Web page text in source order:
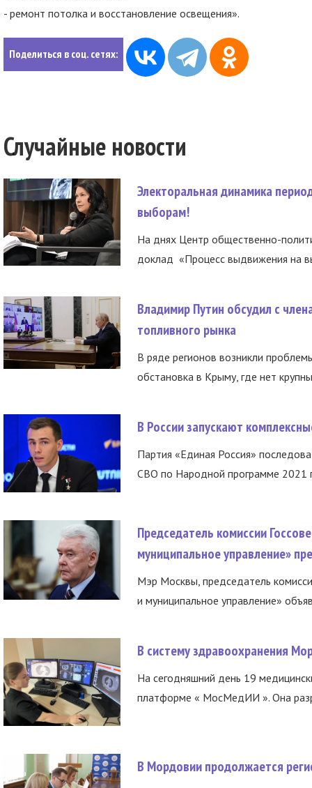
- ремонт потолка и восстановление освещения».
Поделиться в соц. сетях:
Случайные новости
Электоральная динамика
выборам!
На днях Центр общественно-
доклад «Процесс выдвижения на
Владимир Путин обсудил с
топливного рынка
В ряде регионов возникли
обстановка в Крыму, где нет
В России запускают
Партия «Единая Россия»
СВО по Народной программе 2021
Председатель комиссии
муниципальное управление»
Мэр Москвы, председатель
и муниципальное управление»
В систему здравоохранения
На сегодняшний день 19
платформе « МосМедИИ ». Она
В Мордовии продолжается